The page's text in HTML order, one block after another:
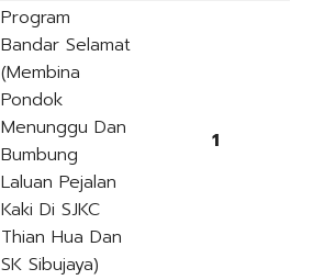
Program
Bandar Selamat
(Membina
Pondok
Menunggu Dan
Bumbung
Laluan Pejalan
Kaki Di SJKC
Thian Hua Dan
SK Sibujaya)
1